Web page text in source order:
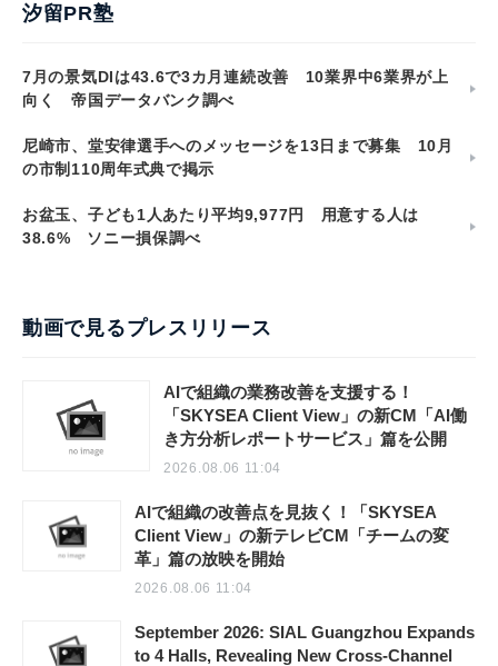
汐留PR塾
7月の景気DIは43.6で3カ月連続改善 10業界中6業界が上
向く 帝国データバンク調べ
尼崎市、堂安律選手へのメッセージを13日まで募集 10月
の市制110周年式典で掲示
お盆玉、子ども1人あたり平均9,977円 用意する人は
38.6% ソニー損保調べ
動画で見るプレスリリース
AIで組織の業務改善を支援する！
「SKYSEA Client View」の新CM「AI働
き方分析レポートサービス」篇を公開
2026.08.06 11:04
AIで組織の改善点を見抜く！「SKYSEA
Client View」の新テレビCM「チームの変
革」篇の放映を開始
2026.08.06 11:04
September 2026: SIAL Guangzhou Expands
to 4 Halls, Revealing New Cross-Channel